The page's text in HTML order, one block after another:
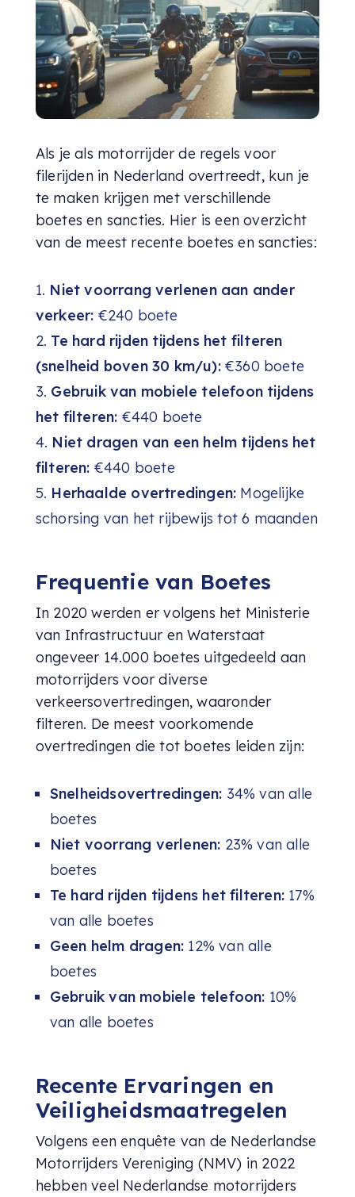
Als je als motorrijder de regels voor
filerijden in Nederland overtreedt, kun je
te maken krijgen met verschillende
boetes en sancties. Hier is een overzicht
van de meest recente boetes en sancties:
Niet voorrang verlenen aan ander
verkeer: €240 boete
Te hard rijden tijdens het filteren
(snelheid boven 30 km/u): €360 boete
Gebruik van mobiele telefoon tijdens
het filteren: €440 boete
Niet dragen van een helm tijdens het
filteren: €440 boete
Herhaalde overtredingen: Mogelijke
schorsing van het rijbewijs tot 6 maanden
Frequentie van Boetes
In 2020 werden er volgens het Ministerie
van Infrastructuur en Waterstaat
ongeveer 14.000 boetes uitgedeeld aan
motorrijders voor diverse
verkeersovertredingen, waaronder
filteren. De meest voorkomende
overtredingen die tot boetes leiden zijn:
Snelheidsovertredingen: 34% van alle
boetes
Niet voorrang verlenen: 23% van alle
boetes
Te hard rijden tijdens het filteren: 17%
van alle boetes
Geen helm dragen: 12% van alle
boetes
Gebruik van mobiele telefoon: 10%
van alle boetes
Recente Ervaringen en
Veiligheidsmaatregelen
Volgens een enquête van de Nederlandse
Motorrijders Vereniging (NMV) in 2022
hebben veel Nederlandse motorrijders